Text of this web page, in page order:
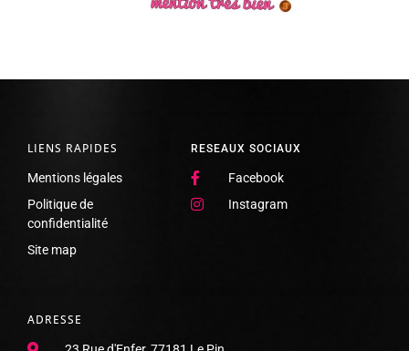
ADRESSE
RESEAUX SOCIAUX
Facebook
Instagram
LIENS RAPIDES
Mentions légales
Politique de
confidentialité
Site map